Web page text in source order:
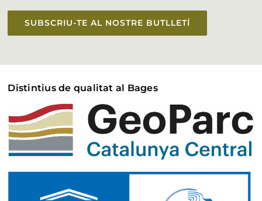
SUBSCRIU-TE AL NOSTRE BUTLLETÍ
Distintius de qualitat al Bages